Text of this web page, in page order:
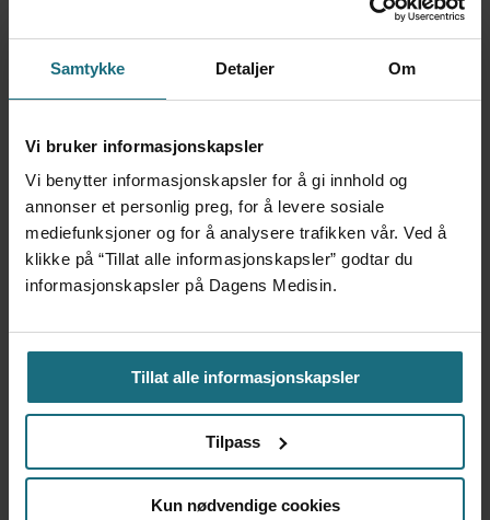
Samtykke Detaljer Om
Vi bruker informasjonskapsler
Vi benytter informasjonskapsler for å gi innhold og
annonser et personlig preg, for å levere sosiale
mediefunksjoner og for å analysere trafikken vår. Ved å
klikke på “Tillat alle informasjonskapsler” godtar du
informasjonskapsler på Dagens Medisin.
Tillat alle informasjonskapsler
Tilpass
Kun nødvendige cookies
Kan vi løse noen av flokene i
helsetjenesten gjennom å lære
av gode naboer?
Dyr medisin vurderes på ny:
Noen voksne pasienter står
uten et behandlingstilbud